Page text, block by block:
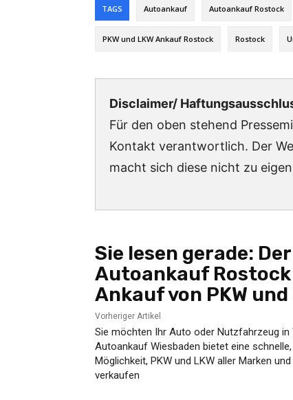
TAGS Autoankauf Autoankauf Rostock
PKW und LKW Ankauf Rostock Rostock
Disclaimer/
Für den oben stehend
Kontakt verantwortlich. Der
macht sich diese nicht zu
Sie lesen gerade:
Autoankauf
Ankauf von PKW
Vorheriger Artikel
Sie möchten Ihr Auto oder Nutzfahrzeug in
Autoankauf Wiesbaden bietet eine
Möglichkeit, PKW und LKW aller Marken
verkaufen